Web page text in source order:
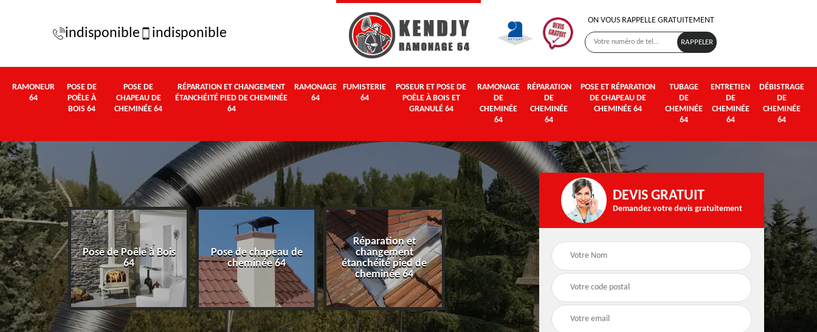
indisponible indisponible
ON VOUS RAPPELLE GRATUITEMENT
RAMONEUR
64
POSE DE
POÊLE À
BOIS 64
POSE DE
CHAPEAU DE
CHEMINÉE 64
RÉPARATION ET CHANGEMENT
ÉTANCHÉITÉ PIED DE CHEMINÉE
64
RAMONAGE
64
FUMISTERIE
64
POSEUR ET POSE DE
POÊLE À BOIS ET
GRANULÉ 64
RAMONAGE
DE
CHEMINÉE
64
RÉPARATION
DE
CHEMINÉE
64
POSE ET RÉPARATION
DE CHAPEAU DE
CHEMINÉE 64
TUBAGE
DE
CHEMINÉE
64
ENTRETIEN
DE
CHEMINÉE
64
DÉBISTRAGE
DE
CHEMINÉE
64
64
Pose de Poêle à Bois
64
Pose de chapeau de
cheminée 64
Réparation et
changement
étanchéité pied de
cheminée 64
Ramonage 64
Poseur et pose de
poêle à bois et
64
DEVIS GRATUIT
Demandez votre devis gratuitement